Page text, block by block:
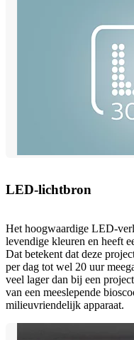
LED-lichtbron
Het hoogwaardige LED-
levendige kleuren en heeft
Dat betekent dat deze
per dag tot wel 20 uur
veel lager dan bij een
van een meeslepende
milieuvriendelijk apparaat.